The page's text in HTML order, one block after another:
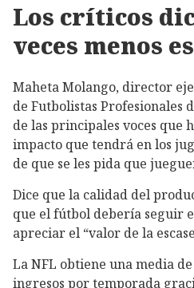
Los críticos
veces menos
Maheta Molango, director
de Futbolistas Profesionales
de las principales voces que
impacto que tendrá en los
de que se les pida que
Dice que la calidad del
que el fútbol debería seguir
apreciar el “valor de la
La NFL obtiene una media
ingresos por temporada